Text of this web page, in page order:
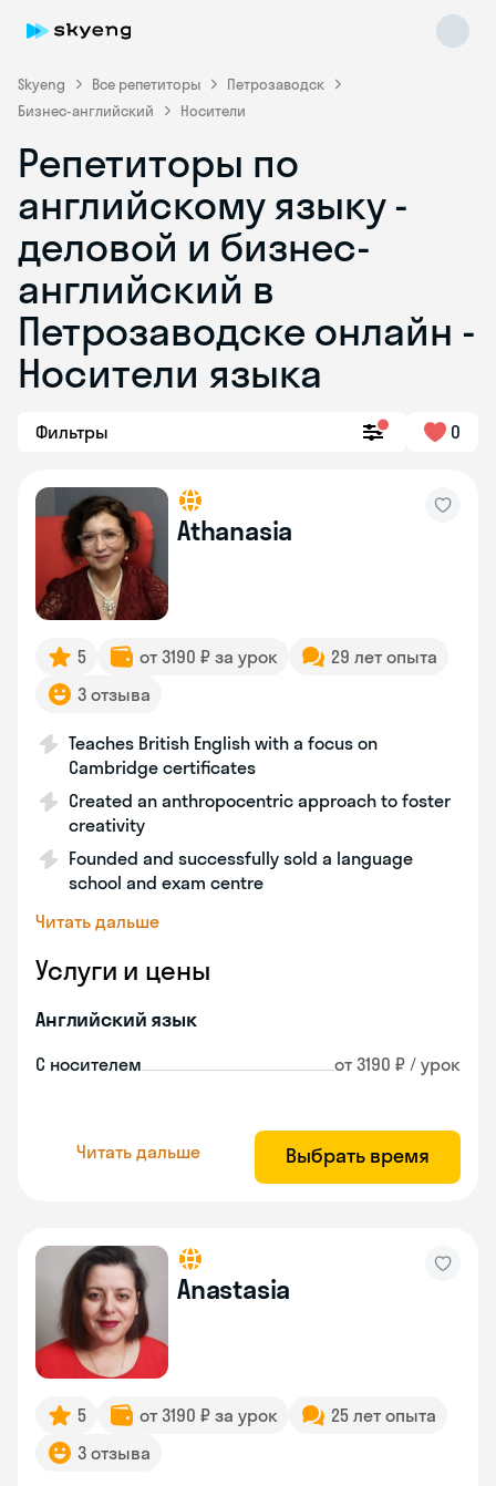
Skyeng Все репетиторы
Петрозаводск
Бизнес-английский
Носители
Репетиторы по
английскому языку -
деловой и бизнес-
английский в
Петрозаводске онлайн -
Носители языка
Фильтры 0
Athanasia
5 от 3190 ₽ за урок
29 лет опыта
3 отзыва
Teaches British English with a focus on
Cambridge certificates
Created an anthropocentric approach to foster
creativity
Founded and successfully sold a language
school and exam centre
Читать дальше
Услуги и цены
Английский язык
С носителем от 3190 ₽ / урок
Читать дальше Выбрать время
Anastasia
5 от 3190 ₽ за урок
25 лет опыта
3 отзыва
Skyeng Chat